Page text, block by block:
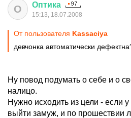
О Оптика
15:13, 18.07.2008
От пользователя Kassaciya
девчонка автоматически
Ну повод подумать о себе и о
налицо.
Нужно исходить из цели - если у
выйти замуж, и по прошествии